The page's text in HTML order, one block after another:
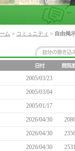
ム > コミュニティ > 自由掲
2005/03/23
2005/03/04
2005/01/17
2026/04/30
2026/04/30
2026/04/30
2531